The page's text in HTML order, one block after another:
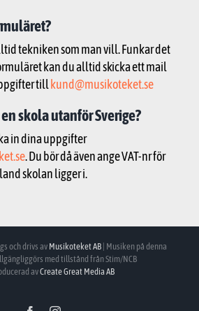
tekniken som man vill. Funkar det
kan du alltid skicka ett mail
tillkund@musikoteket.se
skola utanför Sverige?
in dina uppgifter
. Du bör då även ange VAT-nr för
skolan ligger i.
och drivs av Musikoteket AB| Musiken på denna
med tillstånd från Stim/NCB
avCreate Great Media AB